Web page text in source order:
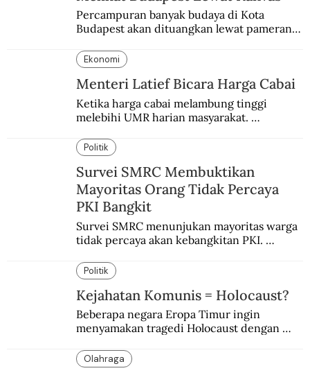
Percampuran banyak budaya di Kota
Budapest akan dituangkan lewat pameran
Ekonomi
Menteri Latief Bicara Harga Cabai
Ketika harga cabai melambung tinggi
melebihi UMR harian masyarakat.
Politik
Survei SMRC Membuktikan
Mayoritas Orang Tidak Percaya
PKI Bangkit
Survei SMRC menunjukan mayoritas warga
tidak percaya akan kebangkitan PKI.
tujuan politik.
Politik
Kejahatan Komunis = Holocaust?
Beberapa negara Eropa Timur ingin
menyamakan tragedi Holocaust dengan
Olahraga